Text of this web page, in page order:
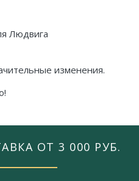
Людвига
изменения.
ОТ 3 000 РУБ.